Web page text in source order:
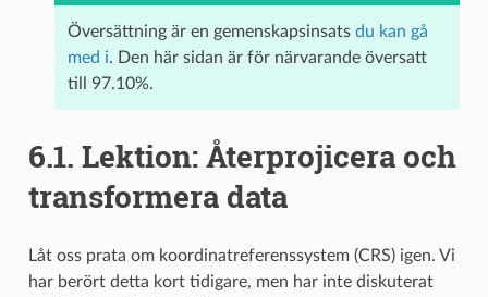
Översättning är en gemenskapsinsats du kan gå
med i. Den här sidan är för närvarande översatt
till 97.10%.
6.1. Lektion: Återprojicera och
transformera data
Låt oss prata om koordinatreferenssystem (CRS) igen. Vi
har berört detta kort tidigare, men har inte diskuterat